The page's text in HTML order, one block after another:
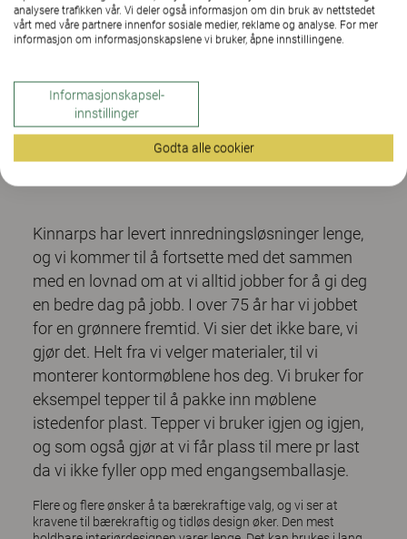
Kinnarps har levert innredningsløsninger lenge,
og vi kommer til å fortsette med det sammen
med en lovnad om at vi alltid jobber for å gi deg
en bedre dag på jobb. I over 75 år har vi jobbet
for en grønnere fremtid. Vi sier det ikke bare, vi
gjør det. Helt fra vi velger materialer, til vi
monterer kontormøblene hos deg. Vi bruker for
eksempel tepper til å pakke inn møblene
istedenfor plast. Tepper vi bruker igjen og igjen,
og som også gjør at vi får plass til mere pr last
da vi ikke fyller opp med engangsemballasje.
Flere og flere ønsker å ta bærekraftige valg, og vi ser at
kravene til bærekraftig og tidløs design øker. Den mest
analysere trafikken vår. Vi deler også informasjon om din bruk av nettstedet
vårt med våre partnere innenfor sosiale medier, reklame og analyse. For mer
informasjon om informasjonskapslene vi bruker, åpne innstillingene.
Informasjonskapsel-
innstillinger
Godta alle cookier